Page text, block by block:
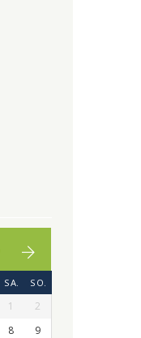
SA. SO.
1
2
8
9